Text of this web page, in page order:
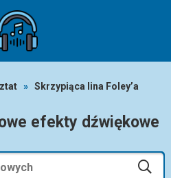
» Skrzypiąca lina Foley’a
efekty dźwiękowe